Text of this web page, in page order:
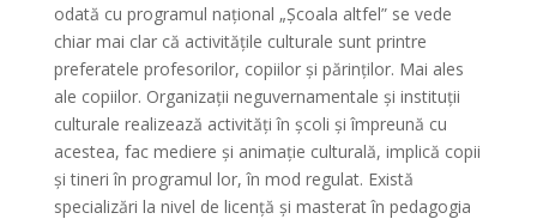
odată cu programul național „Școala altfel” se vede
chiar mai clar că activitățile culturale sunt printre
preferatele profesorilor, copiilor și părinților. Mai ales
ale copiilor. Organizații neguvernamentale și instituții
culturale realizează activități în școli și împreună cu
acestea, fac mediere și animație culturală, implică copii
și tineri în programul lor, în mod regulat. Există
specializări la nivel de licență și masterat în pedagogia